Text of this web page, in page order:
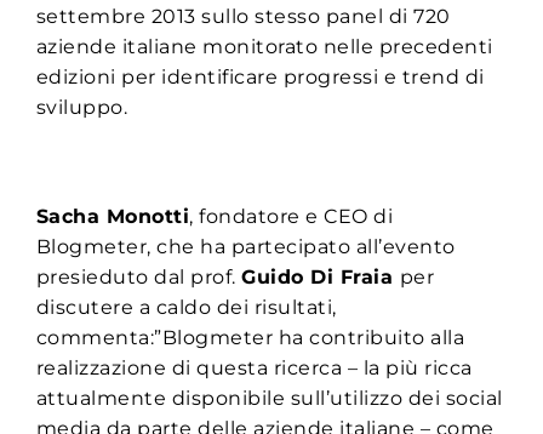
settembre 2013 sullo stesso panel di 720
aziende italiane monitorato nelle precedenti
edizioni per identificare progressi e trend di
sviluppo.
Sacha Monotti, fondatore e CEO di
Blogmeter, che ha partecipato all’evento
presieduto dal prof.Guido Di Fraia per
discutere a caldo dei risultati,
commenta:”Blogmeter ha contribuito alla
realizzazione di questa ricerca – la più ricca
attualmente disponibile sull’utilizzo dei social
media da parte delle aziende italiane – come